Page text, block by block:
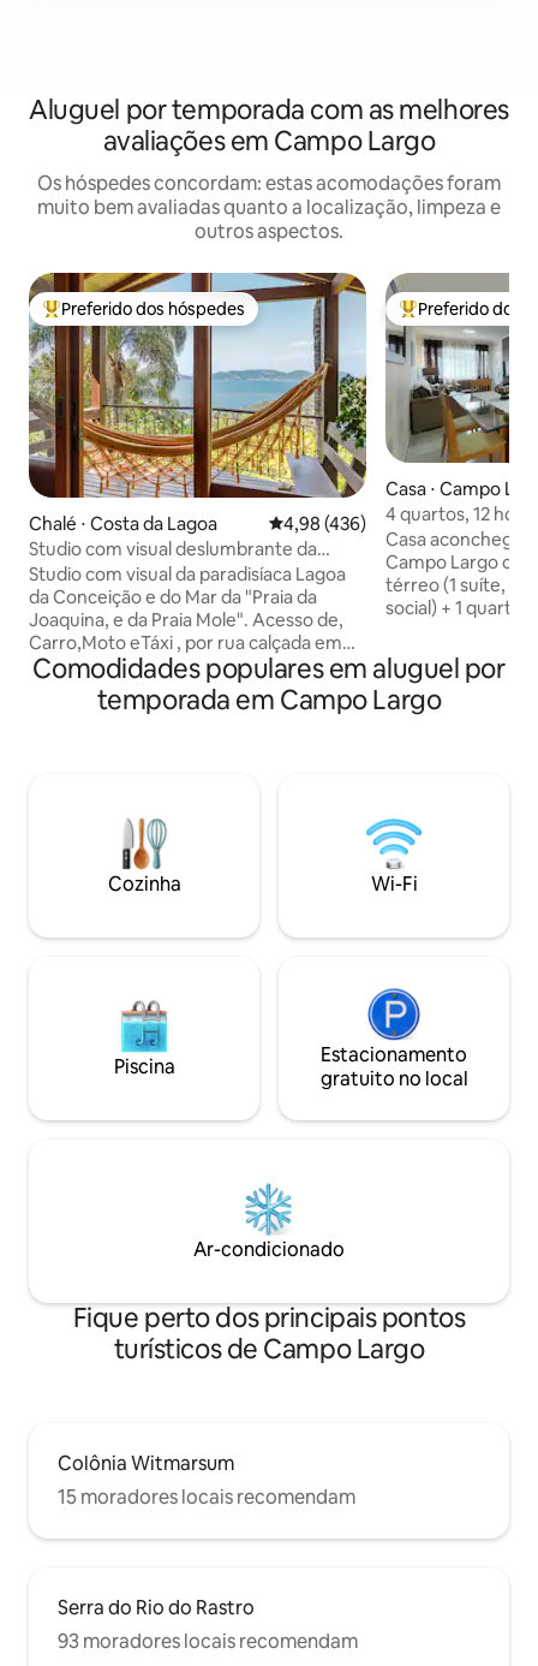
Aluguel por temporada com as melhores
avaliações em Campo Largo
Os hóspedes concordam: estas acomodações foram
muito bem avaliadas quanto a localização, limpeza e
outros aspectos.
Entre os melhores preferidos dos hóspedes
Preferido dos hóspedes
Chalé ⋅ Costa da Lagoa 4,98 de uma avaliação média de
4,98 (436)
Studio com visual deslumbrante da
Lagoa e do Mar.
Studio com visual da paradisíaca Lagoa
da Conceição e do Mar da "Praia da
Joaquina, e da Praia Mole". Acesso de,
Carro,Moto eTáxi , por rua calçada em
subida nível médio. Atendimento de
Ifood.Projeto estiloso, em meio a
Natureza. Local tranquilo e seguro, no
coberta. A "300 mts" Ponto de Ônibus ,
de Barcos e de Uber. Não disponível para
ensaio fotográfico
Entre os
Preferido dos
Casa ⋅ Campo
4 quartos, 12 hóspedes,
garagem - Centro
Casa
Campo Largo
térreo (1 suíte, 2
social) + 1
garagem coberta
Localização 1,5
do Hospital do
Supermercado
Barigui Curitiba.
Inglês, Espanhol e
Comodidades populares em aluguel por
temporada em Campo Largo
Cozinha Wi-Fi
Piscina
Estacionamento
gratuito no local
Ar-condicionado
Fique perto dos principais pontos
turísticos de Campo Largo
Colônia Witmarsum
15 moradores locais recomendam
Serra do Rio do Rastro
93 moradores locais recomendam